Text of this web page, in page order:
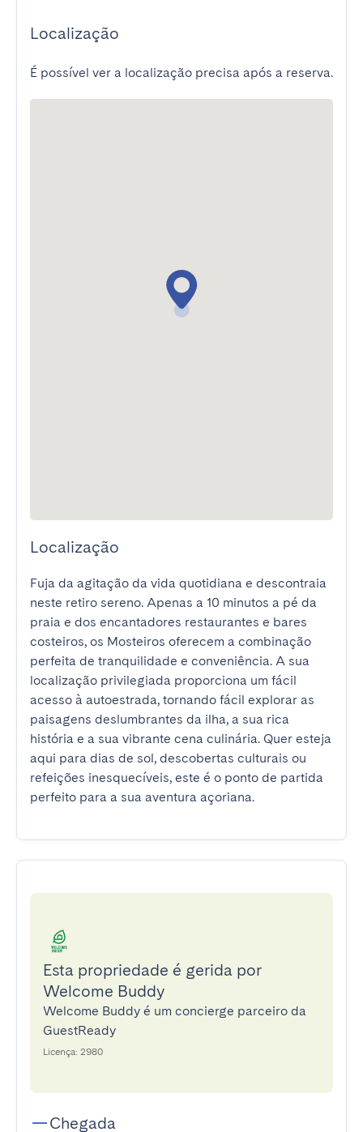
Localização
É possível ver a localização precisa após a reserva.
Localização
Fuja da agitação da vida quotidiana e descontraia
neste retiro sereno. Apenas a 10 minutos a pé da
praia e dos encantadores restaurantes e bares
costeiros, os Mosteiros oferecem a combinação
perfeita de tranquilidade e conveniência. A sua
localização privilegiada proporciona um fácil
acesso à autoestrada, tornando fácil explorar as
paisagens deslumbrantes da ilha, a sua rica
história e a sua vibrante cena culinária. Quer esteja
aqui para dias de sol, descobertas culturais ou
refeições inesquecíveis, este é o ponto de partida
perfeito para a sua aventura açoriana.
Esta propriedade é gerida por
Welcome Buddy
Welcome Buddy é um concierge parceiro da
GuestReady
Licença: 2980
Chegada